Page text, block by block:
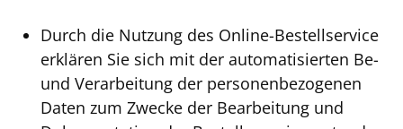
Durch die Nutzung des Online-Bestellservice
erklären Sie sich mit der automatisierten Be-
und Verarbeitung der personenbezogenen
Daten zum Zwecke der Bearbeitung und